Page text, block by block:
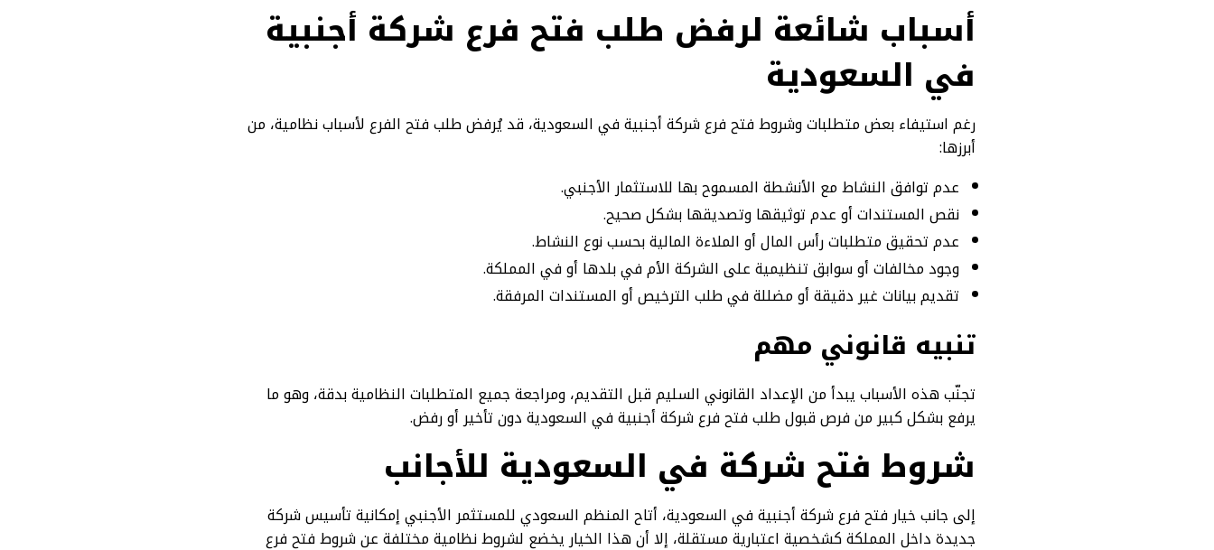
أسباب شائعة لرفض طلب فتح فرع شركة أجنبية
في السعودية
رغم استيفاء بعض متطلبات وشروط فتح فرع شركة أجنبية في السعودية، قد يُرفض طلب فتح الفرع لأسباب نظامية، من
أبرزها:
عدم توافق النشاط مع الأنشطة المسموح بها للاستثمار الأجنبي.
نقص المستندات أو عدم توثيقها وتصديقها بشكل صحيح.
عدم تحقيق متطلبات رأس المال أو الملاءة المالية بحسب نوع النشاط.
وجود مخالفات أو سوابق تنظيمية على الشركة الأم في بلدها أو في المملكة.
تقديم بيانات غير دقيقة أو مضللة في طلب الترخيص أو المستندات المرفقة.
تنبيه قانوني مهم
تجنّب هذه الأسباب يبدأ من الإعداد القانوني السليم قبل التقديم، ومراجعة جميع المتطلبات النظامية بدقة، وهو ما
يرفع بشكل كبير من فرص قبول طلب فتح فرع شركة أجنبية في السعودية دون تأخير أو رفض.
شروط فتح شركة في السعودية للأجانب
إلى جانب خيار فتح فرع شركة أجنبية في السعودية، أتاح المنظم السعودي للمستثمر الأجنبي إمكانية تأسيس شركة
جديدة داخل المملكة كشخصية اعتبارية مستقلة، إلا أن هذا الخيار يخضع لشروط نظامية مختلفة عن شروط فتح فرع